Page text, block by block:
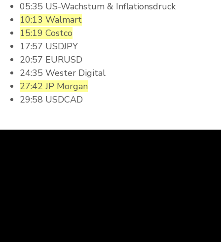
05:35 US-Wachstum & Inflationsdruck
10:13 Walmart
15:19 Costco
17:57 USDJPY
20:57 EURUSD
24:35 Wester Digital
27:42 JP Morgan
29:58 USDCAD